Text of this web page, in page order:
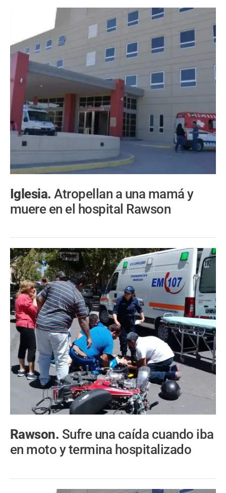
Iglesia.Atropellan a una mamá y
muere en el hospital Rawson
Rawson. Sufre una caída cuando iba
en moto y termina hospitalizado